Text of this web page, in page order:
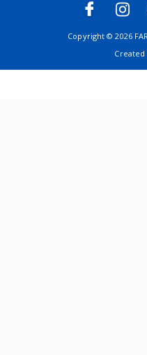
придатності, зазначеного
Copyright © 2026
Created